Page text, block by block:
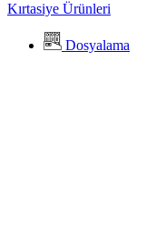
Kırtasiye Ürünleri
Dosyalama